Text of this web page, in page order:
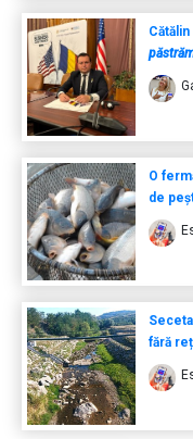
O
de
fără